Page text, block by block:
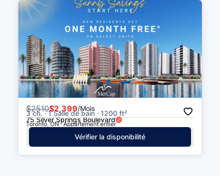
$2510$2,399/Mois
3 ch. · 1 Salle de bain · 1200 ft²
75 Silver Springs Boulevard
Toronto, ON · Appartement entier
Vérifier la disponibilité